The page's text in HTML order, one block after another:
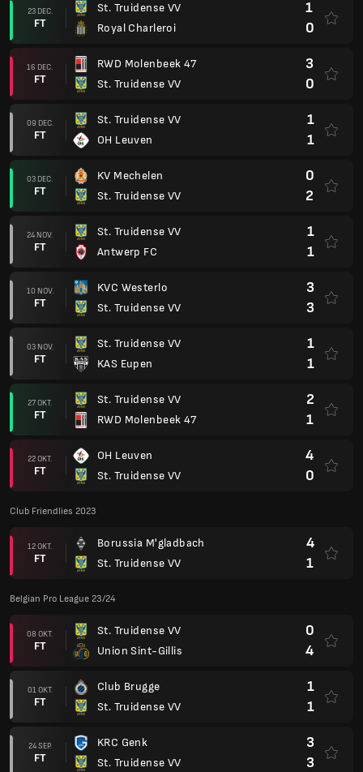
23 DEC.
FT
St. Truidense VV
Royal Charleroi
1
0
16 DEC.
FT
RWD Molenbeek 47
St. Truidense VV
3
0
09 DEC.
FT
St. Truidense VV
OH Leuven
1
1
03 DEC.
FT
KV Mechelen
St. Truidense VV
0
2
24 NOV.
FT
St. Truidense VV
Antwerp FC
1
1
10 NOV.
FT
KVC Westerlo
St. Truidense VV
3
3
03 NOV.
FT
St. Truidense VV
KAS Eupen
1
1
27 OKT.
FT
St. Truidense VV
RWD Molenbeek 47
2
1
22 OKT.
FT
OH Leuven
St. Truidense VV
4
0
Club Friendlies 2023
12 OKT.
FT
Borussia M'gladbach
St. Truidense VV
4
1
Belgian Pro League 23/24
08 OKT.
FT
St. Truidense VV
Union Sint-Gillis
0
4
01 OKT.
FT
Club Brugge
St. Truidense VV
1
1
24 SEP.
FT
KRC Genk
St. Truidense VV
3
3